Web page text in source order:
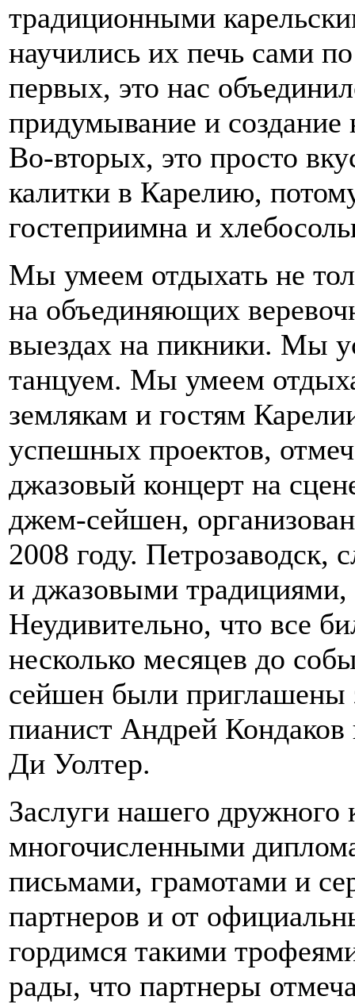
традиционными
научились их печь сами
первых, это нас
придумывание и
Во-вторых, это просто
калитки в Карелию,
гостеприимна и
Мы умеем отдыхать не
на объединяющих
выездах на пикники. Мы
танцуем. Мы умеем
землякам и гостям
успешных проектов,
джазовый концерт на
джем-сейшен,
2008 году.
и джазовыми
Неудивительно, что все
несколько месяцев до
сейшен были приглашены
пианист Андрей
Ди Уолтер.
Заслуги нашего дружного
многочисленными
письмами, грамотами и
партнеров и от
гордимся такими
рады, что партнеры